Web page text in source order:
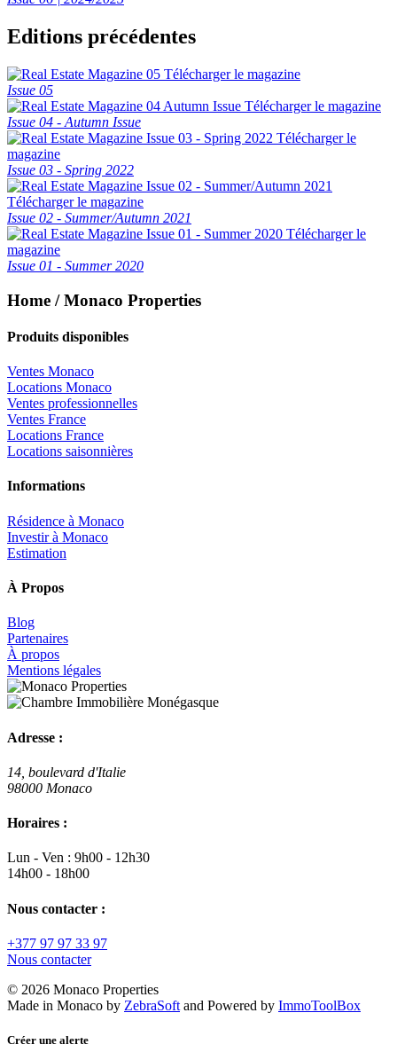
Editions précédentes
Télécharger le magazine
Issue 05
Télécharger le magazine
Issue 04 - Autumn Issue
Télécharger le
magazine
Issue 03 - Spring 2022
Télécharger le magazine
Issue 02 - Summer/Autumn 2021
Télécharger le
magazine
Issue 01 - Summer 2020
Home / Monaco Properties
Produits disponibles
Ventes Monaco
Locations Monaco
Ventes professionnelles
Ventes France
Locations France
Locations saisonnières
Informations
Résidence à Monaco
Investir à Monaco
Estimation
À Propos
Blog
Partenaires
À propos
Mentions légales
Adresse :
14, boulevard d'Italie
98000 Monaco
Horaires :
Lun - Ven : 9h00 - 12h30
14h00 - 18h00
Nous contacter :
+377 97 97 33 97
Nous contacter
© 2026 Monaco Properties
Made in Monaco by ZebraSoft and Powered by ImmoToolBox
Créer une alerte